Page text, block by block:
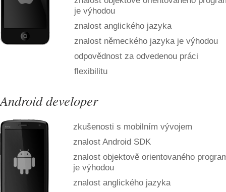
je výhodou
znalost anglického jazyka
znalost německého jazyka je výhodou
odpovědnost za odvedenou práci
flexibilitu
Android developer
zkušenosti s mobilním vývojem
znalost Android SDK
znalost objektově orientovaného
je výhodou
znalost anglického jazyka